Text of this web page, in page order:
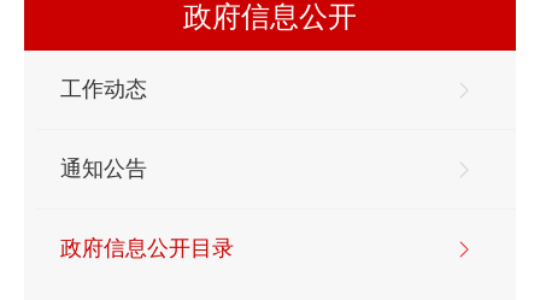
政府信息公开
工作动态
通知公告
政府信息公开目录